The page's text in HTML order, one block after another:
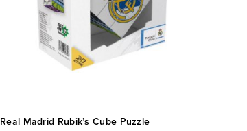
Real Madrid Rubik’s Cube Puzzle